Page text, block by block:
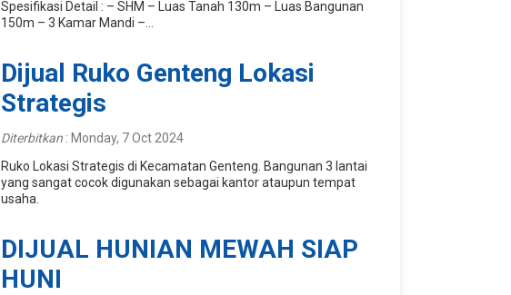
Spesifikasi Detail : – SHM – Luas Tanah 130m – Luas Bangunan
150m – 3 Kamar Mandi –...
Dijual Ruko Genteng Lokasi
Strategis
Diterbitkan :Monday, 7 Oct 2024
Ruko Lokasi Strategis di Kecamatan Genteng. Bangunan 3 lantai
yang sangat cocok digunakan sebagai kantor ataupun tempat
usaha.
DIJUAL HUNIAN MEWAH SIAP
HUNI